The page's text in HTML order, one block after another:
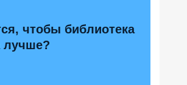
чтобы библиотека
лучше?